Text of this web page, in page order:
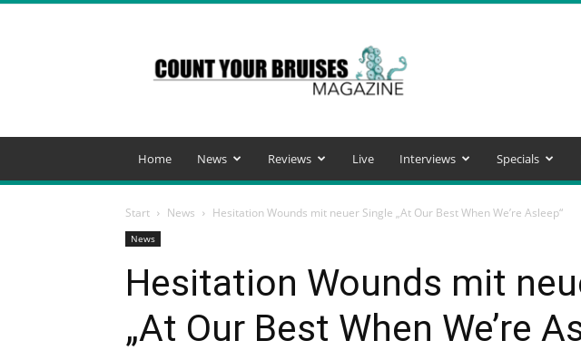
Your
Bruises
Magazine
Home News Reviews Live Interviews Specials
Start News Hesitation Wounds mit neuer Single „At Our Best When We’re Asleep“
News
Hesitation Wounds mit
„At Our Best When We’re